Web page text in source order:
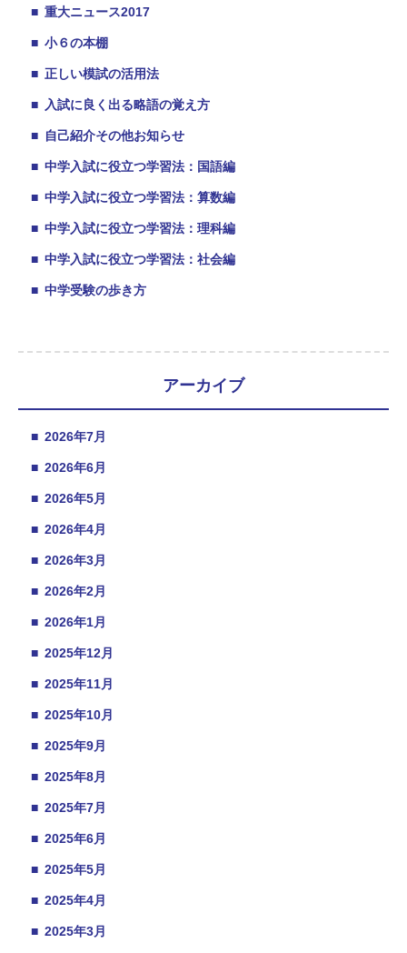
■ 重大ニュース2017
■ 小６の本棚
■ 正しい模試の活用法
■ 入試に良く出る略語の覚え方
■ 自己紹介その他お知らせ
■ 中学入試に役立つ学習法：国語編
■ 中学入試に役立つ学習法：算数編
■ 中学入試に役立つ学習法：理科編
■ 中学入試に役立つ学習法：社会編
■ 中学受験の歩き方
アーカイブ
■ 2026年7月
■ 2026年6月
■ 2026年5月
■ 2026年4月
■ 2026年3月
■ 2026年2月
■ 2026年1月
■ 2025年12月
■ 2025年11月
■ 2025年10月
■ 2025年9月
■ 2025年8月
■ 2025年7月
■ 2025年6月
■ 2025年5月
■ 2025年4月
■ 2025年3月